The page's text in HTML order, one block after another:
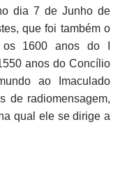
dia 7 de Junho de
que foi também o
1600 anos do I
anos do Concílio
ao Imaculado
de radiomensagem,
qual ele se dirige a